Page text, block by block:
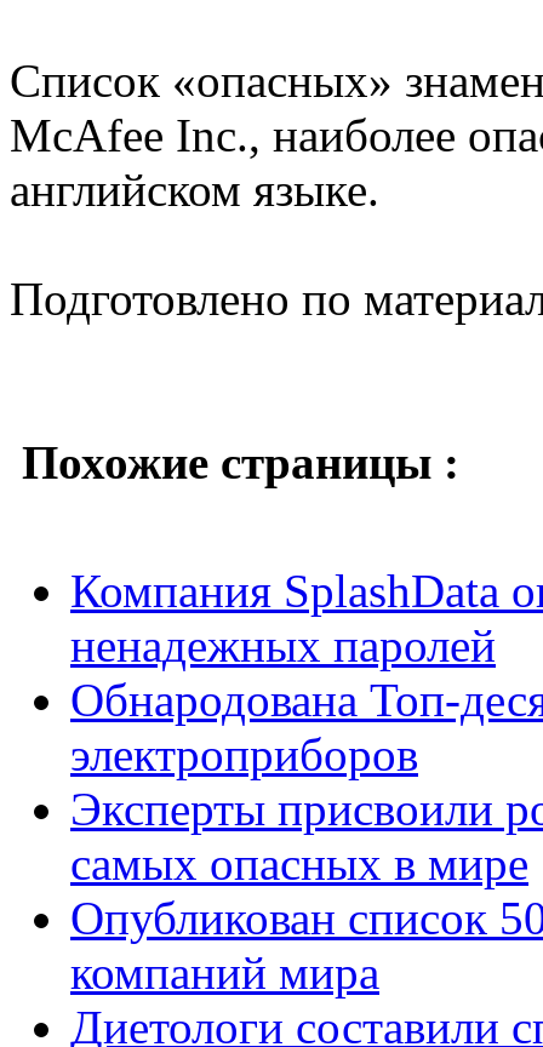
Список «опасных»
McAfee Inc., наиболее
английском языке.
Подготовлено по
Похожие страницы :
Компания SplashData
ненадежных паролей
Обнародована Топ-
электроприборов
Эксперты присвоили
самых опасных в мире
Опубликован список
компаний мира
Диетологи составили